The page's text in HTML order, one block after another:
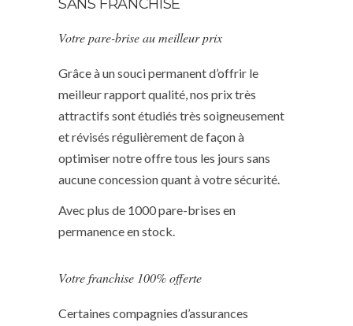
SANS FRANCHISE
Votre pare-brise au meilleur prix
Grâce à un souci permanent d’offrir le
meilleur rapport qualité, nos prix très
attractifs sont étudiés très soigneusement
et révisés régulièrement de façon à
optimiser notre offre tous les jours sans
aucune concession quant à votre sécurité.
Avec plus de 1000 pare-brises en
permanence en stock.
Votre franchise 100% offerte
Certaines compagnies d’assurances